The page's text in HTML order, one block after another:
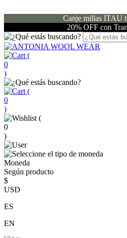
Canje millas ITAU
20% OFF con
(
0
)
(
0
)
(
0
)
Moneda
Según producto
$
USD
ES
EN